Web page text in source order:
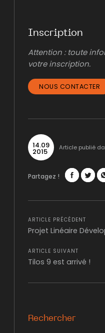
Inscription
Attention : toute
votre inscription.
NOUS CONTACTER
14.09
2015 Article publié
Partagez !
ARTICLE PRÉCÉDENT
Projet Linéaire
ARTICLE SUIVANT
Tilos 9 est arrivé !
Rechercher